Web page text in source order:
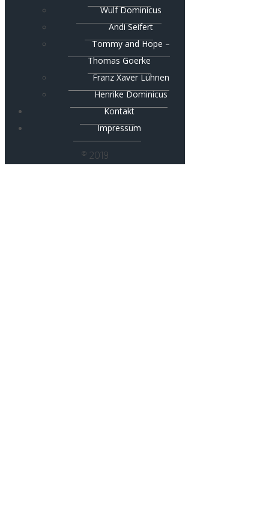
Wulf Dominicus
Andi Seifert
Tommy and Hope –
Thomas Goerke
Franz Xaver Lühnen
Henrike Dominicus
Kontakt
Impressum
© 2019